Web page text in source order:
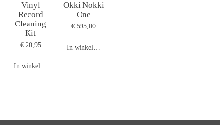
Vinyl
Record
Cleaning
Kit
€ 20,95
In winkelwagen
Okki Nokki
One
€ 595,00
In winkelwagen